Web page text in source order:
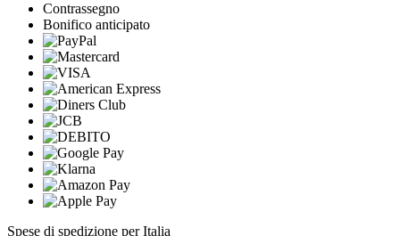
Contrassegno
Bonifico anticipato
Spese di spedizione per Italia